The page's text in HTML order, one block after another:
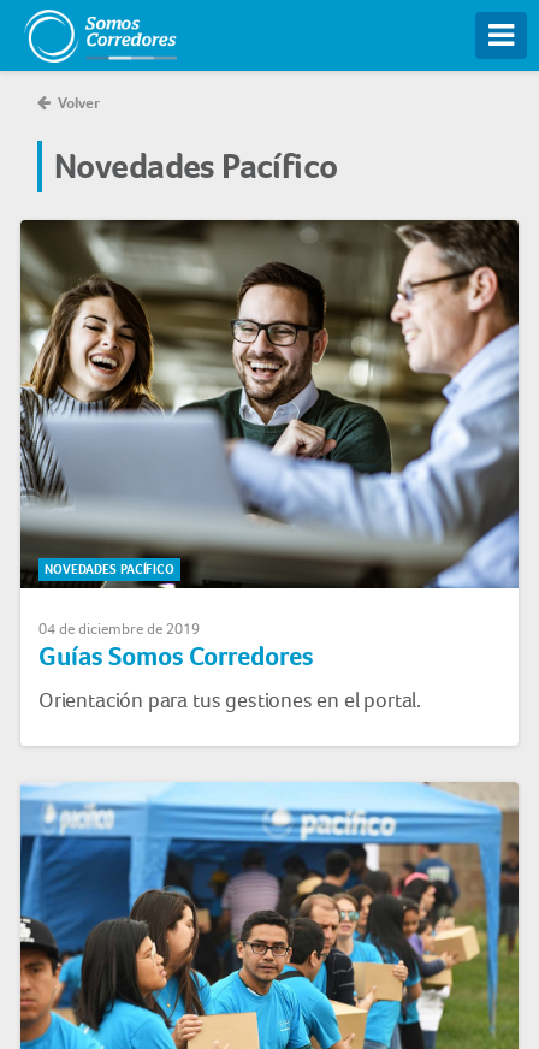
Volver
Novedades Pacífico
NOVEDADES PACÍFICO
04 de diciembre de 2019
Guías Somos Corredores
Orientación para tus gestiones en el portal.